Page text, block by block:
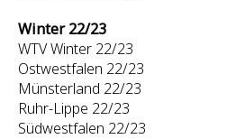
Winter 22/23
WTV Winter 22/23
Ostwestfalen 22/23
Münsterland 22/23
Ruhr-Lippe 22/23
Südwestfalen 22/23